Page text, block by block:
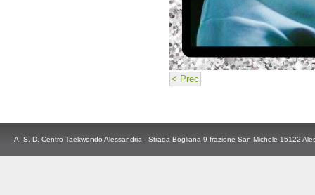
< Prec
A. S. D. Centro Taekwondo Alessandria - Strada Bogliana 9 frazione San Michele 15122